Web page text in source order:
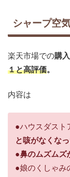
シャープ空
楽天市場での購
１と高評価。
内容は
●ハウスダスト
と咳がなくな
●鼻のムズムズ
●娘のくしゃみ